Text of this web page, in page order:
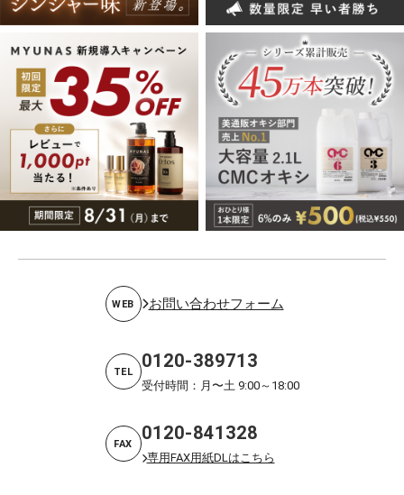
WEB お問い合わせフォーム
TEL 0120-389713
受付時間：月〜土 9:00～18:00
FAX 0120-841328
専用FAX用紙DLはこちら